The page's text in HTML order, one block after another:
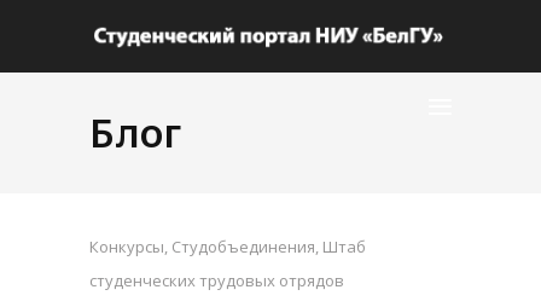
Блог
Конкурсы, Студобъединения, Штаб
студенческих трудовых отрядов